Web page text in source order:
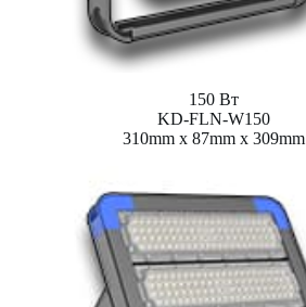
150 Вт
KD-FLN-W150
310mm x 87mm x 309mm